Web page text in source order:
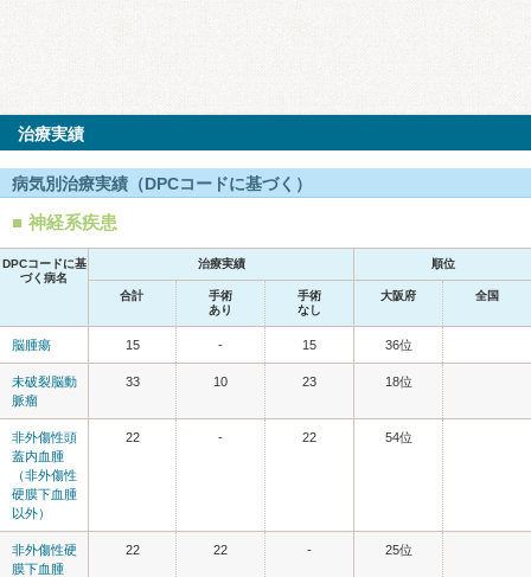
治療実績
病気別治療実績（DPCコードに基づく）
神経系疾患
DPCコードに基
づく病名
治療実績 順位
合計
手術
あり
手術
なし
大阪府 全国
脳腫瘍 15 - 15 36位
未破裂脳動
脈瘤
33 10 23 18位
非外傷性頭
蓋内血腫
（非外傷性
硬膜下血腫
以外）
22 - 22 54位
非外傷性硬
膜下血腫
22 22 - 25位